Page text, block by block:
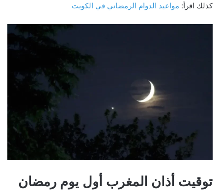
كذلك اقرأ: مواعيد الدوام الرمضاني في الكويت
توقيت أذان المغرب أول يوم رمضان